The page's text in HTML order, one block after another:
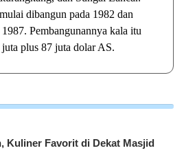
dibangun pada 1982 dan
Pembangunannya kala itu
plus 87 juta dolar AS.
Kuliner Favorit di Dekat Masjid